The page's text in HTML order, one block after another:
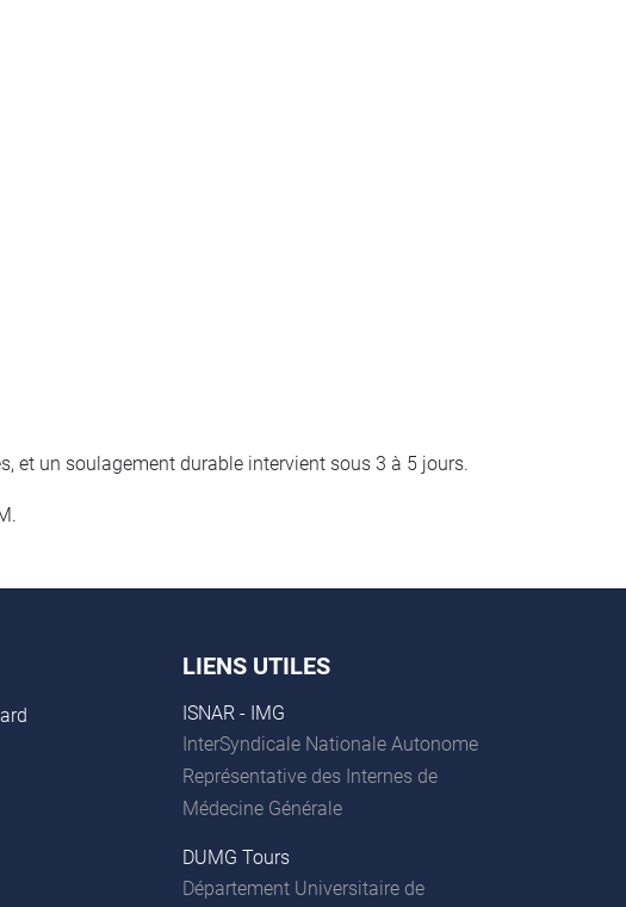
et un soulagement durable intervient sous 3 à 5 jours.
LIENS UTILES
ISNAR - IMG
InterSyndicale Nationale Autonome
Représentative des Internes de
Médecine Générale
DUMG Tours
Département Universitaire de